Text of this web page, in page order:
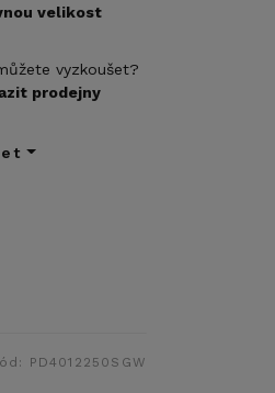
velikost
vyzkoušet?
prodejny
PD4012250SGW